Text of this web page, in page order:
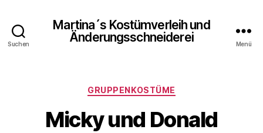
Suchen
Martina´s Kostümverleih und
Änderungsschneiderei
Menü
Kategorien
GRUPPENKOSTÜME
Micky und Donald